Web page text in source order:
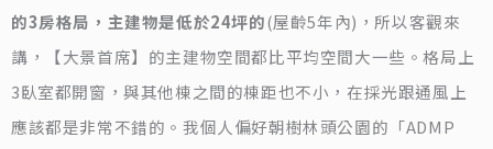
的3房格局，主建物是低於24坪的(屋齡5年內)，所以客觀來
講，【大景首席】的主建物空間都比平均空間大一些。格局上
3臥室都開窗，與其他棟之間的棟距也不小，在採光跟通風上
應該都是非常不錯的。我個人偏好朝樹林頭公園的「ADMP